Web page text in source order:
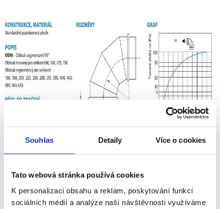
Souhlas Detaily Více o cookies
Tato webová stránka používá cookies
K personalizaci obsahu a reklam, poskytování funkcí
sociálních médií a analýze naší návštěvnosti využíváme